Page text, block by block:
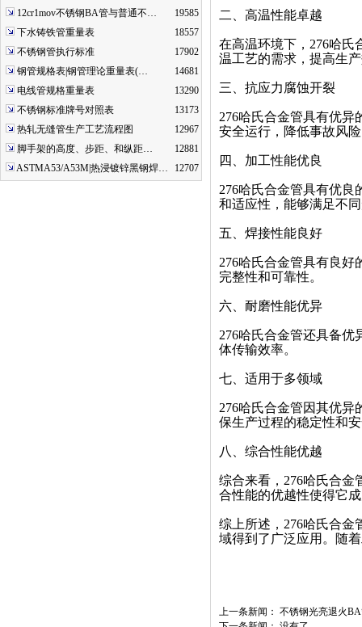
12cr1mov不锈钢BA管与普通不…
19585
下水铸铁管重量表
18557
不锈钢管执行标准
17902
钢管规格表|钢管理论重量表(…
14681
电线管规格重量表
13290
不锈钢标准牌号对照表
13173
热轧无缝管生产工艺流程图
12967
脚手架的高度、步距、和纵距…
12881
ASTMA53/A53M|热浸镀锌黑钢焊…
12707
二、高温性能卓越
在高温环境下，276哈氏
温工艺的需求，提高生
三、抗应力腐蚀开裂
276哈氏合金管具有优
安全运行，降低事故风
四、加工性能优良
276哈氏合金管具有优
和适应性，能够满足不
五、焊接性能良好
276哈氏合金管具有良
完整性和可靠性。
六、耐磨性能优异
276哈氏合金管还具备
体传输效率。
七、适用于多领域
276哈氏合金管因其优
保生产过程的稳定性和
八、综合性能优越
综合来看，276哈氏合金
合性能的优越性使得它
综上所述，276哈氏合金
域得到了广泛应用。随
上一条新闻： 不锈钢光亮退火